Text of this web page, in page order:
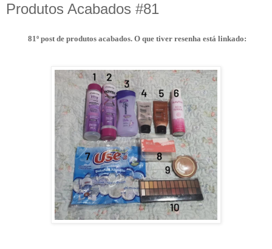
Produtos Acabados #81
81º post de produtos acabados. O que tiver resenha está linkado: